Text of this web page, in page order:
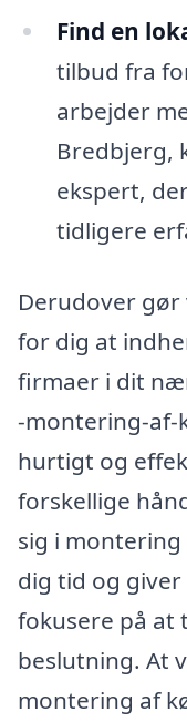
Find en
tilbud fra
arbejder
Bredbjerg,
ekspert,
tidligere
Derudover
for dig at
firmaer i dit
-montering-af-
hurtigt og
forskellige
sig i
dig tid og
fokusere på
beslutning. At
montering af